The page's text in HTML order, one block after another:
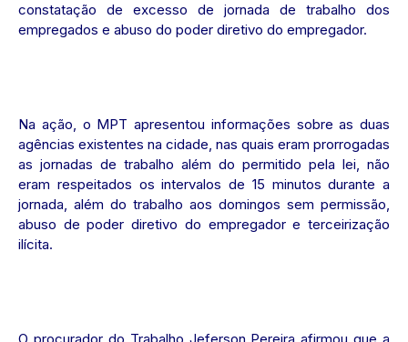
constatação de excesso de jornada de trabalho dos
empregados e abuso do poder diretivo do empregador.
Na ação, o MPT apresentou informações sobre as duas
agências existentes na cidade, nas quais eram prorrogadas
as jornadas de trabalho além do permitido pela lei, não
eram respeitados os intervalos de 15 minutos durante a
jornada, além do trabalho aos domingos sem permissão,
abuso de poder diretivo do empregador e terceirização
ilícita.